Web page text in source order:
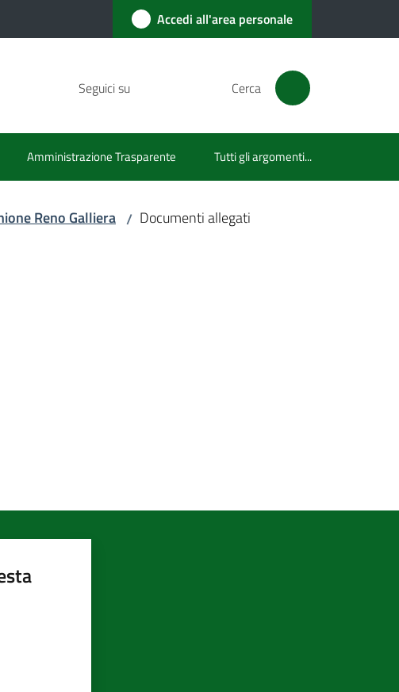
Accedi all'area personale
Seguici su Cerca
Amministrazione Trasparente Tutti gli argomenti...
Reno Galliera / Documenti allegati